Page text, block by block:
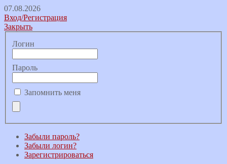
07.08.2026
Вход/Регистрация
Закрыть
Логин
Пароль
Запомнить меня
Забыли пароль?
Забыли логин?
Зарегистрироваться